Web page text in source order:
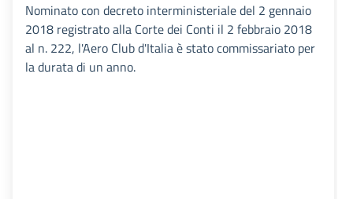
Nominato con decreto interministeriale del 2 gennaio
2018 registrato alla Corte dei Conti il 2 febbraio 2018
al n. 222, l'Aero Club d'Italia è stato commissariato per
la durata di un anno.